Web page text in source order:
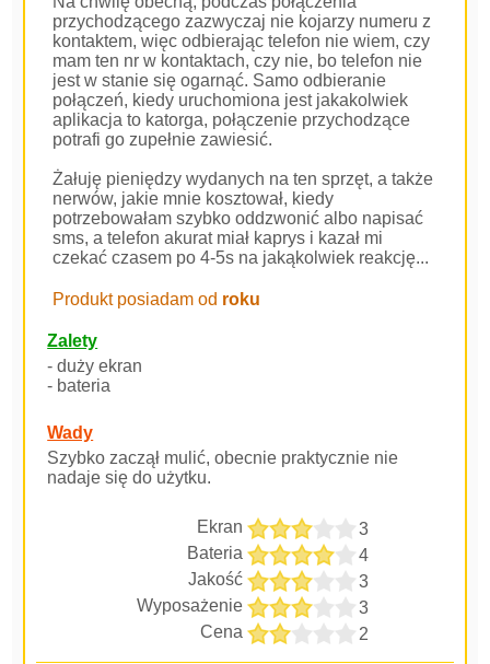
przychodzącego zazwyczaj nie kojarzy numeru z
kontaktem, więc odbierając telefon nie wiem, czy
mam ten nr w kontaktach, czy nie, bo telefon nie
jest w stanie się ogarnąć. Samo odbieranie
połączeń, kiedy uruchomiona jest jakakolwiek
aplikacja to katorga, połączenie przychodzące
potrafi go zupełnie zawiesić.
Żałuję pieniędzy wydanych na ten sprzęt, a także
nerwów, jakie mnie kosztował, kiedy
potrzebowałam szybko oddzwonić albo napisać
sms, a telefon akurat miał kaprys i kazał mi
czekać czasem po 4-5s na jakąkolwiek reakcję...
Produkt posiadam od roku
Zalety
- duży ekran
- bateria
Wady
Szybko zaczął mulić, obecnie praktycznie nie
nadaje się do użytku.
Ekran
3
Bateria
4
Jakość
3
Wyposażenie
3
Cena
2